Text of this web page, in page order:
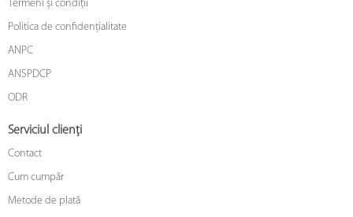
Termeni și condiții
Politica de confidențialitate
ANPC
ANSPDCP
ODR
Serviciul clienți
Contact
Cum cumpăr
Metode de plată